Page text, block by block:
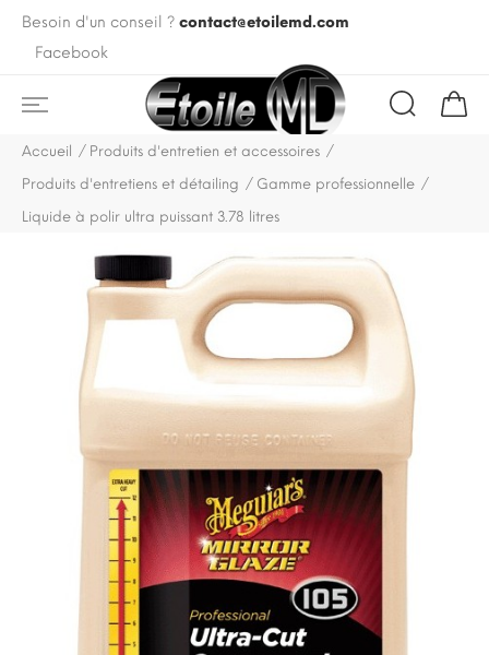
Besoin d'un conseil ? contact@etoilemd.com
Facebook
Accueil
Produits d'entretien et accessoires
Produits d'entretiens et détailing
Gamme professionnelle
Liquide à polir ultra puissant 3.78 litres